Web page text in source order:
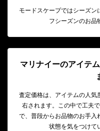
モードスケープではシーズン
フシーズンのお品
マリナイーのアイテ
査定価格は、アイテムの人気
右されます。この中で工夫
で、普段からお品物のお手入
状態を気をつけて